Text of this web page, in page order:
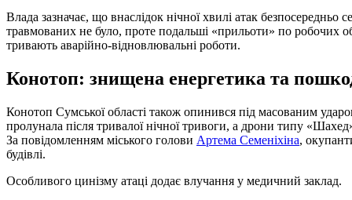
Влада зазначає, що внаслідок нічної хвилі атак
травмованих не було, проте подальші «прильоти» по робочих
тривають аварійно-відновлювальні роботи.
Конотоп: знищена енергетика та
Конотоп Сумської області також опинився під масованим
пролунала після тривалої нічної тривоги, а дрони типу
За повідомленням міського голови Артема Семеніхіна,
будівлі.
Особливого цинізму атаці додає влучання у медичний заклад.